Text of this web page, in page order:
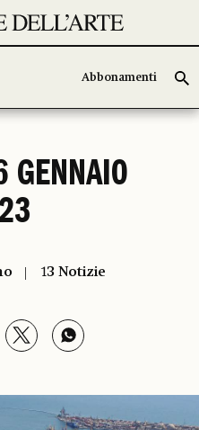
Abbonamenti
Abbonamenti
GENNAIO
13 Notizie